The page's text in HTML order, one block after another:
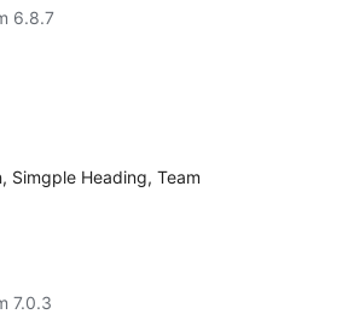
6.8.7
Simgple Heading, Team
7.0.3